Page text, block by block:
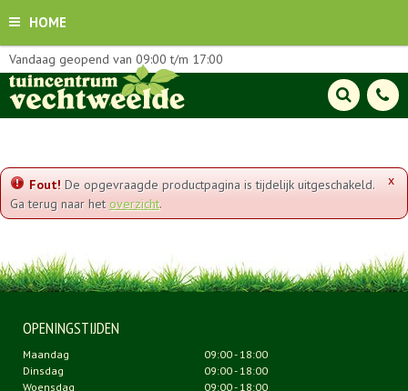
HOME
Vandaag geopend van 09:00 t/m 17:00
x
Fout! De opgevraagde productpagina is tijdelijk uitgeschakeld.
Ga terug naar het overzicht.
OPENINGSTIJDEN
Maandag
09:00 - 18:00
Dinsdag
09:00 - 18:00
Woensdag
09:00 - 18:00